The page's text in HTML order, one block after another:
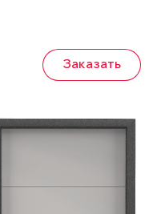
Заказать